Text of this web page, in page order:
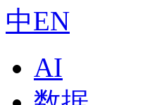
中EN
AI